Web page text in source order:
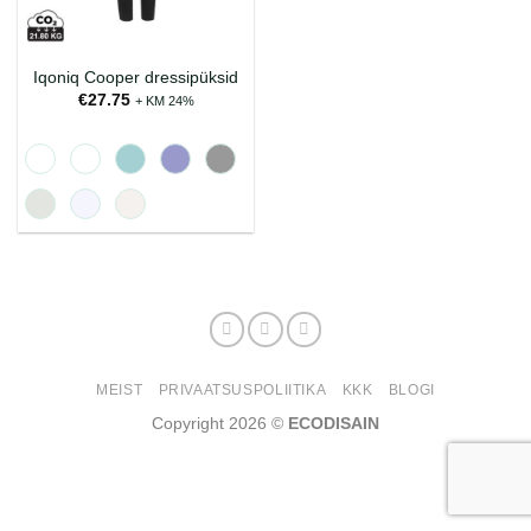
Iqoniq Cooper dressipüksid
€27.75 + KM 24%
MEIST PRIVAATSUSPOLIITIKA KKK BLOGI
Copyright 2026 © ECODISAIN